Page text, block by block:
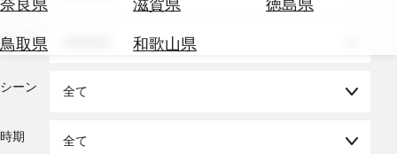
鳥取県
和歌山県
テ
を
テーマ
シーン 全て
時期 全て